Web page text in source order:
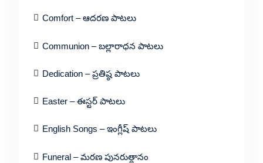
Comfort – ఆదరణ పాటలు
Communion – బల్లారాధన పాటలు
Dedication – ప్రతిష్ఠ పాటలు
Easter – ఈస్టర్ పాటలు
English Songs – ఇంగ్లీష్ పాటలు
Funeral – మరణ పునరుత్దానం